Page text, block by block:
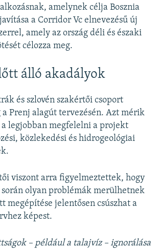
amelynek célja Bosznia
a Corridor Vc elnevezésű új
amely az ország déli és északi
célozza meg.
álló akadályok
és szlovén szakértői csoport
Prenj alagút tervezésén. Azt mérik
legjobban megfelelni a projekt
közlekedési és hidrogeológiai
viszont arra figyelmeztettek, hogy
során olyan problémák merülhetnek
megépítése jelentősen csúszhat a
képest.
– például a talajvíz – ignorálása